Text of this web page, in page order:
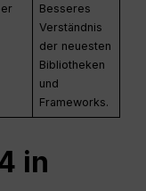
Besseres
Verständnis
der neuesten
Bibliotheken
und
Frameworks.
in